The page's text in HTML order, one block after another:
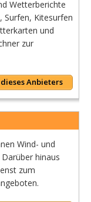
Wetterberichte
Surfen, Kitesurfen
und
zur
Anbieters
Wind- und
hinaus
zum